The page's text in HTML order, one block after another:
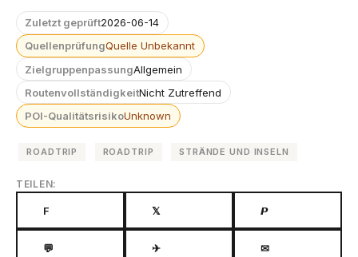
Zuletzt geprüft2026-06-14
QuellenprüfungQuelle Unbekannt
ZielgruppenpassungAllgemein
RoutenvollständigkeitNicht Zutreffend
POI-QualitätsrisikoUnknown
ROADTRIP ROADTRIP STRÄNDE UND INSELN
TEILEN:
F 𝕏 𝙋
💬 ✈ ✉